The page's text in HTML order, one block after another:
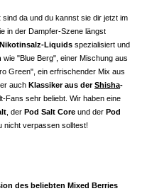
sind da und du kannst sie dir jetzt im
in der Dampfer-Szene längst
Nikotinsalz-Liquids spezialisiert und
wie "Blue Berg", einer Mischung aus
Green", ein erfrischender Mix aus
auch Klassiker aus derShisha-
Fans sehr beliebt. Wir haben eine
, der Pod Salt Core und der Pod
nicht verpassen solltest!
des beliebten Mixed Berries